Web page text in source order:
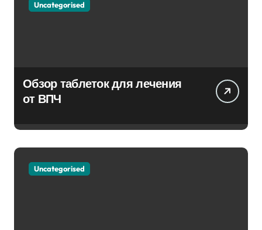
Uncategorised
Обзор таблеток для лечения
от ВПЧ
Uncategorised